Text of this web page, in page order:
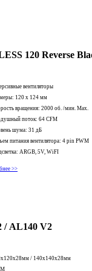
120 Reverse
вентиляторы
120 x 124 мм
вращения: 2000 об. /мин. Max.
поток: 64 CFM
шума: 31 дБ
питания вентилятора: 4 pin PWM
ARGB, 5V, WiFI
>>
/ AL140 V2
/ 140x140x28мм